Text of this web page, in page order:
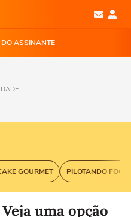
ASSINANTE
GOURMET PILOTANDO
uma opção